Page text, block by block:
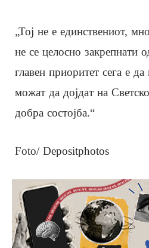
„Тој не е единствениот,
не се целосно закрепнати
главен приоритет сега е
можат да дојдат на
добра состојба.“
Foto/ Depositphotos